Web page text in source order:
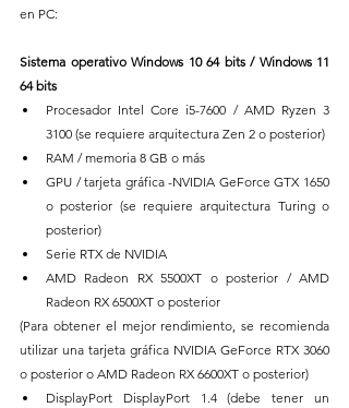
en PC:
Sistema operativo Windows 10 64 bits / Windows 11
64 bits
Procesador Intel Core i5-7600 / AMD Ryzen 3
3100 (se requiere arquitectura Zen 2 o posterior)
RAM / memoria 8 GB o más
GPU / tarjeta gráfica -NVIDIA GeForce GTX 1650
o posterior (se requiere arquitectura Turing o
posterior)
Serie RTX de NVIDIA
AMD Radeon RX 5500XT o posterior / AMD
Radeon RX 6500XT o posterior
(Para obtener el mejor rendimiento, se recomienda
utilizar una tarjeta gráfica NVIDIA GeForce RTX 3060
o posterior o AMD Radeon RX 6600XT o posterior)
DisplayPort DisplayPort 1.4 (debe tener un